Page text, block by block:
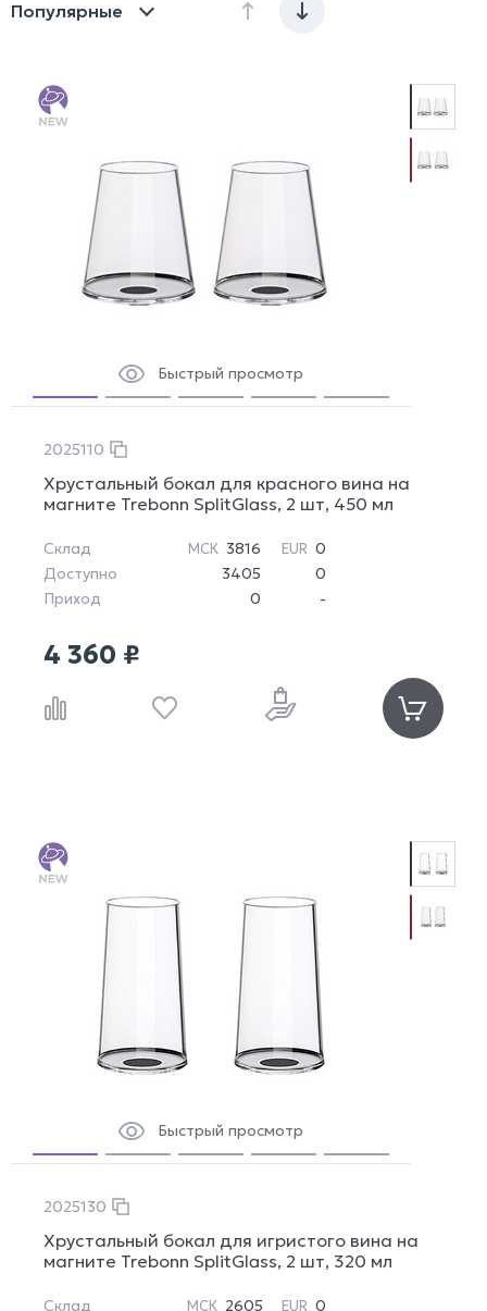
Популярные
Быстрый просмотр
2025110
Хрустальный бокал для красного вина на
магните Trebonn SplitGlass, 2 шт, 450 мл
Склад МСК 3816 EUR 0
Доступно
3405
0
Приход
0 -
4 360 ₽
Быстрый просмотр
2025130
Хрустальный бокал для игристого вина на
магните Trebonn SplitGlass, 2 шт, 320 мл
Склад МСК 2605 EUR 0